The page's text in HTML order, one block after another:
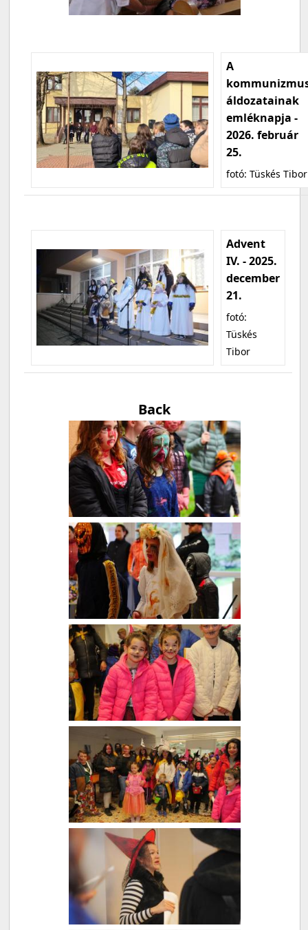
A
áldozatainak
emléknapja -
2026. február
25.
fotó: Tüskés Tibor
Advent
IV. - 2025.
december
21.
fotó:
Tüskés
Tibor
Back